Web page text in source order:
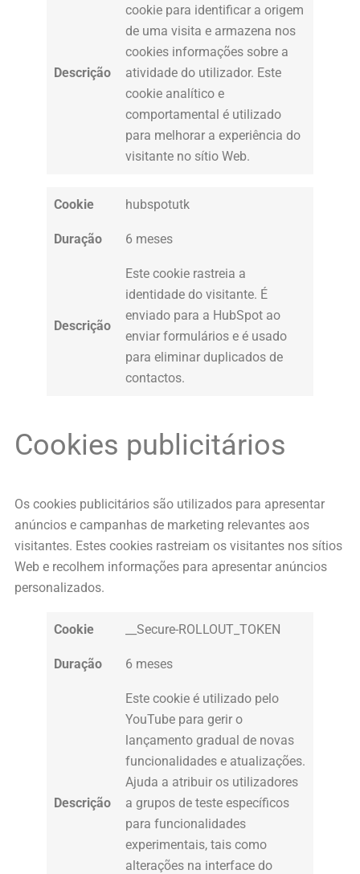
Descrição
cookie para identificar a origem
de uma visita e armazena nos
cookies informações sobre a
atividade do utilizador. Este
cookie analítico e
comportamental é utilizado
para melhorar a experiência do
visitante no sítio Web.
Cookie hubspotutk
Duração 6 meses
Descrição
Este cookie rastreia a
identidade do visitante. É
enviado para a HubSpot ao
enviar formulários e é usado
para eliminar duplicados de
contactos.
Cookies publicitários
Os cookies publicitários são utilizados para apresentar
anúncios e campanhas de marketing relevantes aos
visitantes. Estes cookies rastreiam os visitantes nos sítios
Web e recolhem informações para apresentar anúncios
personalizados.
Cookie __Secure-ROLLOUT_TOKEN
Duração 6 meses
Descrição
Este cookie é utilizado pelo
YouTube para gerir o
lançamento gradual de novas
funcionalidades e atualizações.
Ajuda a atribuir os utilizadores
a grupos de teste específicos
para funcionalidades
experimentais, tais como
alterações na interface do